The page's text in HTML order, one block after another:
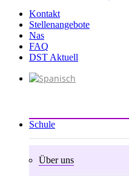
springenKontakt
Stellenangebote
Nas
FAQ
DST Aktuell
Schule
Über uns